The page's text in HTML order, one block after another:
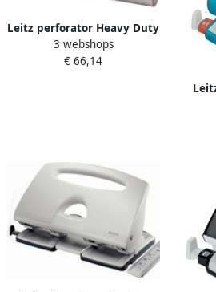
Leitz perforator Heavy Duty
5182 stans (1 stuk)
3 webshops
€ 66,14